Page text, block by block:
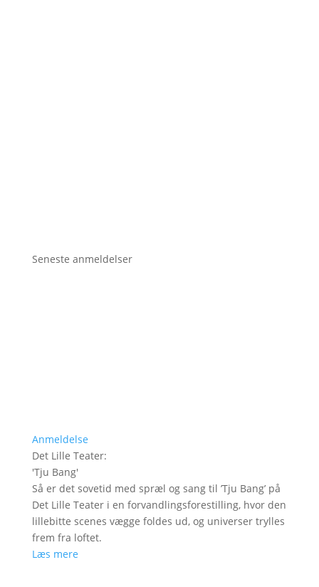
Seneste anmeldelser
Anmeldelse
Det Lille Teater:
'Tju Bang'
Så er det sovetid med spræl og sang til ’Tju Bang’ på
Det Lille Teater i en forvandlingsforestilling, hvor den
lillebitte scenes vægge foldes ud, og universer trylles
frem fra loftet.
Læs mere